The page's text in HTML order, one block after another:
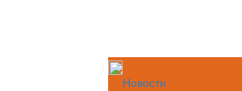
Новости